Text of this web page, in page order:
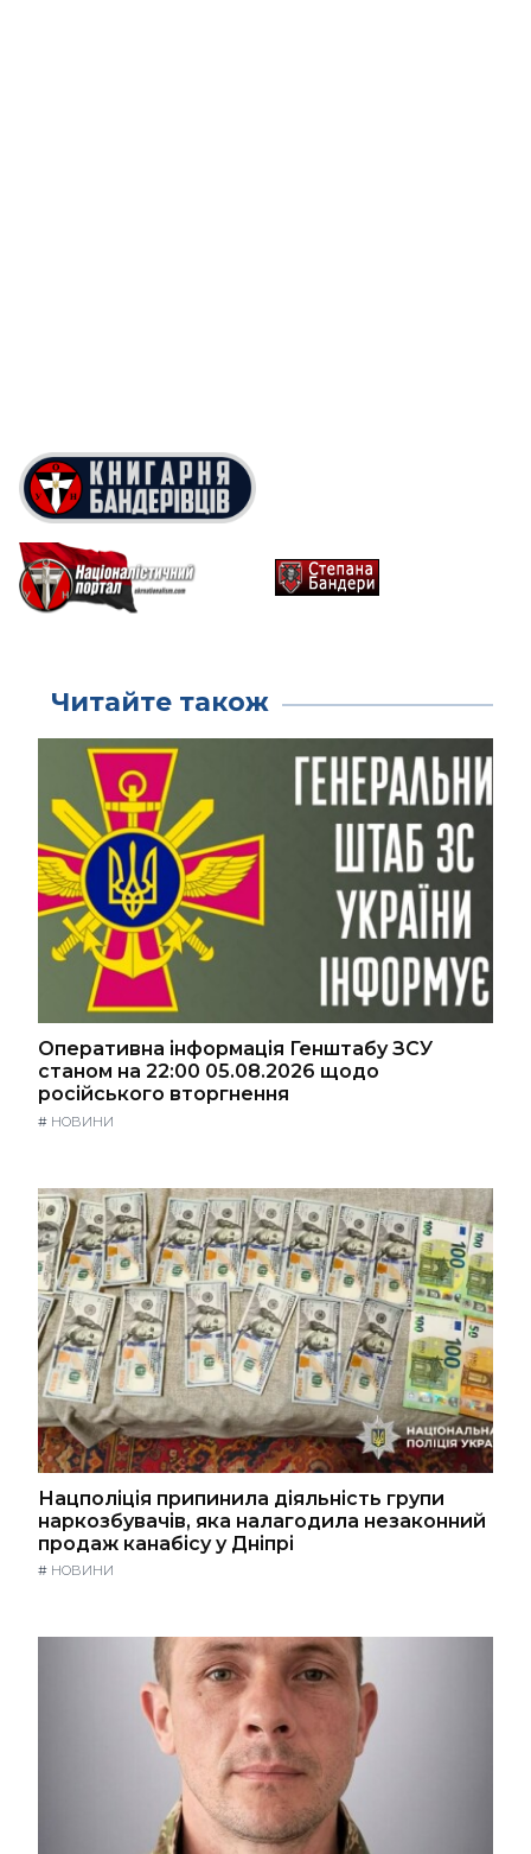
Читайте також
Оперативна інформація Генштабу ЗСУ
станом на 22:00 05.08.2026 щодо
російського вторгнення
# НОВИНИ
Нацполіція припинила діяльність групи
наркозбувачів, яка налагодила незаконний
продаж канабісу у Дніпрі
# НОВИНИ